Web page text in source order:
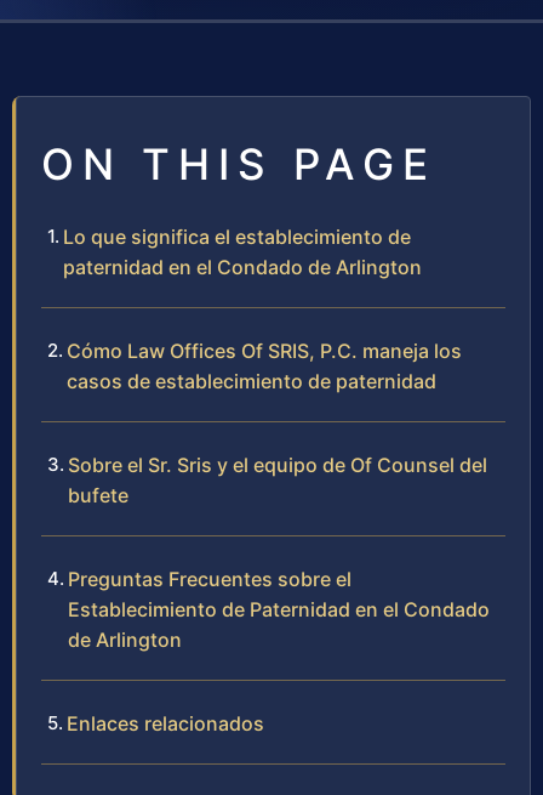
ON THIS PAGE
Lo que significa el establecimiento de
paternidad en el Condado de Arlington
Cómo Law Offices Of SRIS, P.C. maneja los
casos de establecimiento de paternidad
Sobre el Sr. Sris y el equipo de Of Counsel del
bufete
Preguntas Frecuentes sobre el
Establecimiento de Paternidad en el Condado
de Arlington
Enlaces relacionados